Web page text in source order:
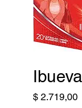
$ 2.719,00